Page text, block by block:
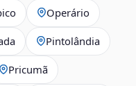
Operário
Pintolândia
Pricumã